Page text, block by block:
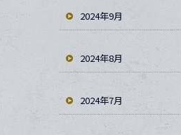
2024年9月
2024年8月
2024年7月